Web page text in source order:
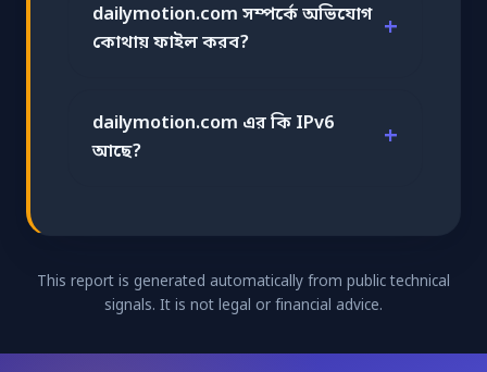
dailymotion.com সম্পর্কে অভিযোগ
কোথায় ফাইল করব?
dailymotion.com এর কি IPv6
আছে?
This report is generated automatically from public technical
signals. It is not legal or financial advice.